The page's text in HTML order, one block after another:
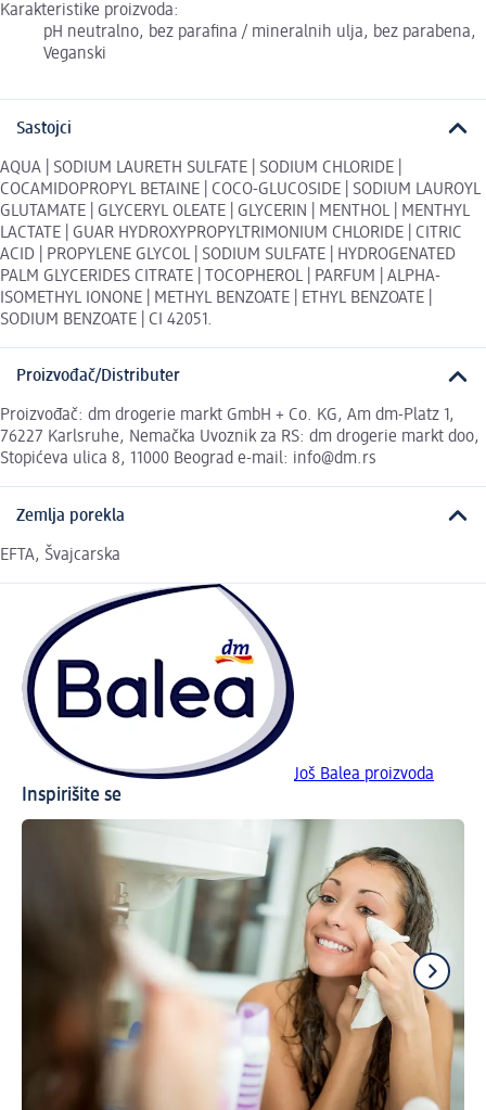
Karakteristike proizvoda:
pH neutralno, bez parafina / mineralnih ulja, bez parabena,
Veganski
Sastojci
AQUA | SODIUM LAURETH SULFATE | SODIUM CHLORIDE |
COCAMIDOPROPYL BETAINE | COCO-GLUCOSIDE | SODIUM LAUROYL
GLUTAMATE | GLYCERYL OLEATE | GLYCERIN | MENTHOL | MENTHYL
LACTATE | GUAR HYDROXYPROPYLTRIMONIUM CHLORIDE | CITRIC
ACID | PROPYLENE GLYCOL | SODIUM SULFATE | HYDROGENATED
PALM GLYCERIDES CITRATE | TOCOPHEROL | PARFUM | ALPHA-
ISOMETHYL IONONE | METHYL BENZOATE | ETHYL BENZOATE |
SODIUM BENZOATE | CI 42051.
Proizvođač/Distributer
Proizvođač: dm drogerie markt GmbH + Co. KG, Am dm-Platz 1,
76227 Karlsruhe, Nemačka Uvoznik za RS: dm drogerie markt doo,
Stopićeva ulica 8, 11000 Beograd e-mail: info@dm.rs
Zemlja porekla
EFTA, Švajcarska
Još Balea proizvoda
Inspirišite se